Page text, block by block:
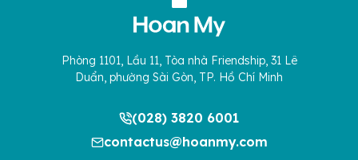
Phòng 1101, Lầu 11, Tòa nhà Friendship, 31 Lê
Duẩn, phường Sài Gòn, TP. Hồ Chí Minh
(028) 3820 6001
contactus@hoanmy.com